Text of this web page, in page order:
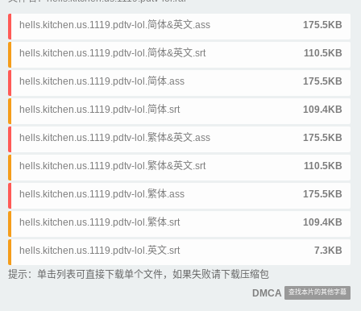
hells.kitchen.us.1119.pdtv-lol.简体&英文.ass 175.5KB
hells.kitchen.us.1119.pdtv-lol.简体&英文.srt 110.5KB
hells.kitchen.us.1119.pdtv-lol.简体.ass 175.5KB
hells.kitchen.us.1119.pdtv-lol.简体.srt 109.4KB
hells.kitchen.us.1119.pdtv-lol.繁体&英文.ass 175.5KB
hells.kitchen.us.1119.pdtv-lol.繁体&英文.srt 110.5KB
hells.kitchen.us.1119.pdtv-lol.繁体.ass 175.5KB
hells.kitchen.us.1119.pdtv-lol.繁体.srt 109.4KB
hells.kitchen.us.1119.pdtv-lol.英文.srt 7.3KB
提示：单击列表可直接下载单个文件，如果失败请下载压缩包
DMCA
查找本片的其他字幕